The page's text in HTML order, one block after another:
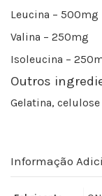
Leucina – 500mg
Valina – 250mg
Isoleucina –
Outros
Gelatina,
Informação